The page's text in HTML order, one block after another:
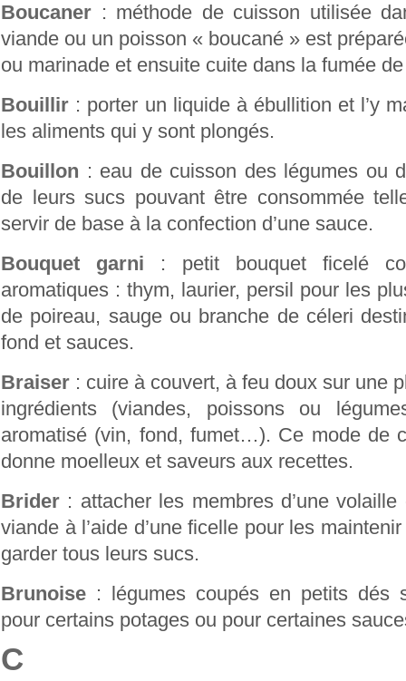
Boucaner : méthode de cuisson utilisée
viande ou un poisson « boucané » est
ou marinade et ensuite cuite dans la fumée
Bouillir : porter un liquide à ébullition et l’y
les aliments qui y sont plongés.
Bouillon : eau de cuisson des légumes ou
de leurs sucs pouvant être consommée
servir de base à la confection d’une sauce.
Bouquet garni : petit bouquet ficelé
aromatiques : thym, laurier, persil pour les
de poireau, sauge ou branche de céleri
fond et sauces.
Braiser : cuire à couvert, à feu doux sur une
ingrédients (viandes, poissons ou
aromatisé (vin, fond, fumet…). Ce mode de
donne moelleux et saveurs aux recettes.
Brider : attacher les membres d’une
viande à l’aide d’une ficelle pour les
garder tous leurs sucs.
Brunoise : légumes coupés en petits dés
pour certains potages ou pour certaines
C